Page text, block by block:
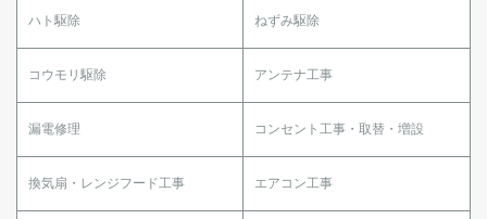
ハト駆除 ねずみ駆除
コウモリ駆除 アンテナ工事
漏電修理 コンセント工事・取替・増設
換気扇・レンジフード工事 エアコン工事